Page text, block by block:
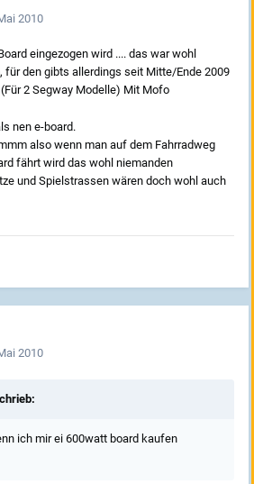
2010
eingezogen wird .... das war wohl
für den gibts allerdings seit Mitte/Ende 2009
2 Segway Modelle) Mit Mofo
nen e-board.
also wenn man auf dem Fahrradweg
fährt wird das wohl niemanden
und Spielstrassen wären doch wohl auch
2010
ich mir ei 600watt board kaufen